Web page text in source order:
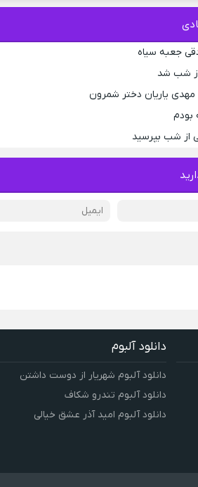
جعبه سیاه
شب شد
مهدی یاریان دختر شمرون
بودم
از شب بپرسید
دانلود آلبوم
دانلود آلبوم شهریار از دوست داشتن
دانلود آلبوم تندرو شکاف
دانلود آلبوم امید آذر عشق خیالی